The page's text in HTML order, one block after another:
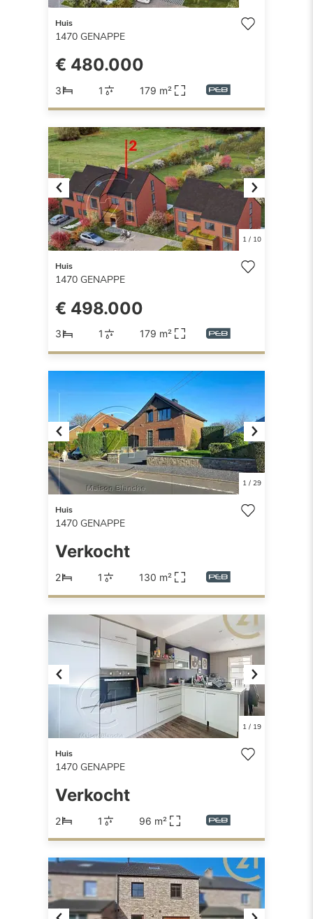
Huis
1470 GENAPPE
€ 480.000
3 1 179 m²
Previous Next
1/ 10
Huis
1470 GENAPPE
€ 498.000
3 1 179 m²
Previous Next
1/ 29
Huis
1470 GENAPPE
Verkocht
2 1 130 m²
Previous Next
1/ 19
Huis
1470 GENAPPE
Verkocht
2 1 96 m²